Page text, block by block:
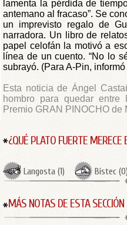
lamenta la pérdida de
antemano al fracaso”. Se
un imprevisto regalo de
narradora. Un libro de
papel celofán la motivó a
línea de un cuento. “No lo
subrayó. (Para A-Pin,
Esta noticia de Ángel
hombro para quedar
Premio GRAN PINOCHO
¿QUÉ PLATO FUERTE MERECE
Langosta (1) Bistec (0
MÁS NOTAS DE ESTA SECCIÓN